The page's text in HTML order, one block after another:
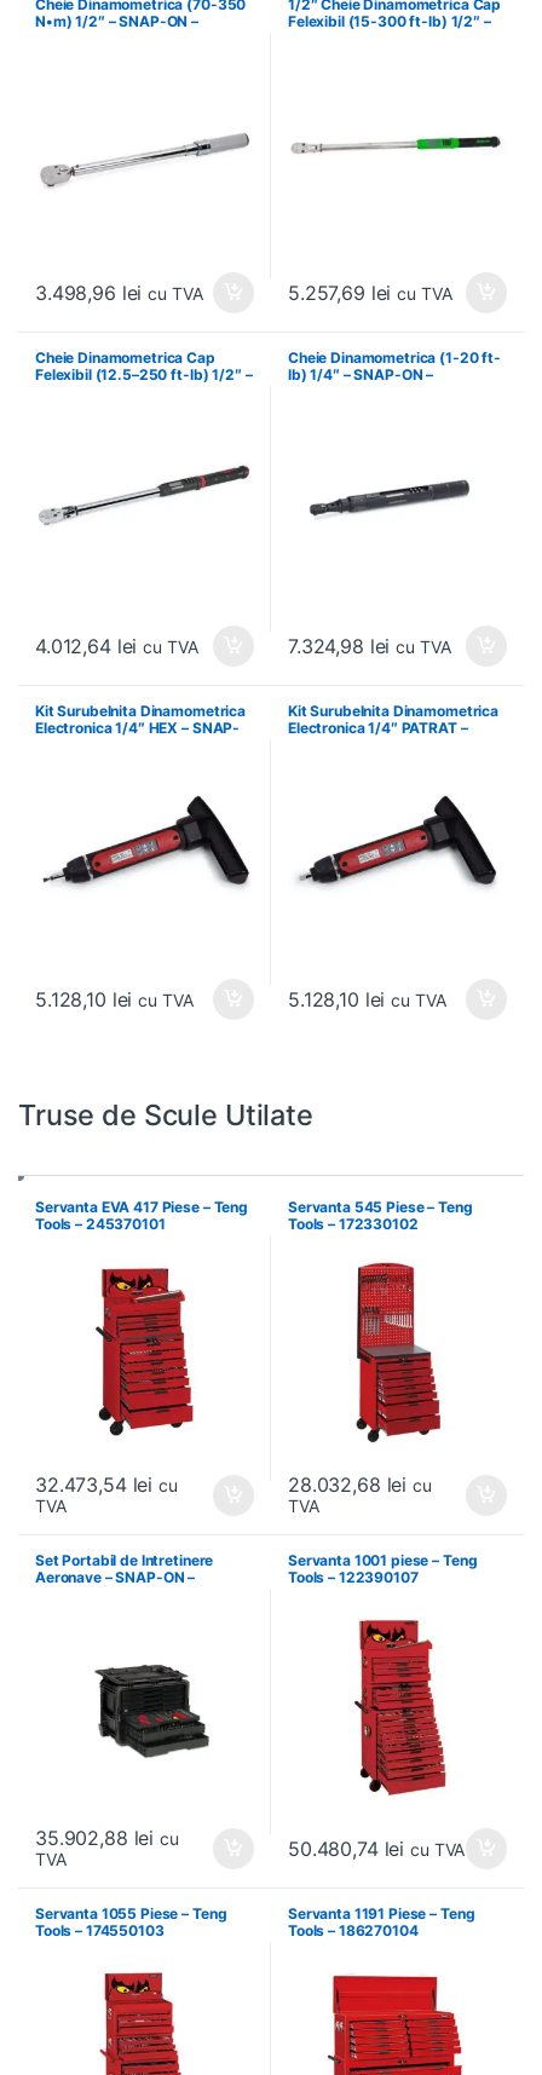
Cheie Dinamometrica (70-350
N•m) 1/2″ – SNAP-ON –
3.498,96 lei cu TVA
1/2″ Cheie Dinamometrica Cap
Felexibil (15-300 ft-lb) 1/2″ –
5.257,69 lei cu TVA
Cheie Dinamometrica Cap
Felexibil (12.5–250 ft-lb) 1/2″ –
4.012,64 lei cu TVA
Cheie Dinamometrica (1-20 ft-
lb) 1/4″ – SNAP-ON –
7.324,98 lei cu TVA
Kit Surubelnita Dinamometrica
Electronica 1/4″ HEX – SNAP-
5.128,10 lei cu TVA
Kit Surubelnita Dinamometrica
Electronica 1/4″ PATRAT –
5.128,10 lei cu TVA
Truse de Scule Utilate
Servanta EVA 417 Piese – Teng
Tools – 245370101
32.473,54 lei cu
TVA
Servanta 545 Piese – Teng
Tools – 172330102
28.032,68 lei cu
TVA
Set Portabil de Intretinere
Aeronave – SNAP-ON –
35.902,88 lei cu
TVA
Servanta 1001 piese – Teng
Tools – 122390107
50.480,74 lei cu TVA
Servanta 1055 Piese – Teng
Tools – 174550103
Servanta 1191 Piese – Teng
Tools – 186270104